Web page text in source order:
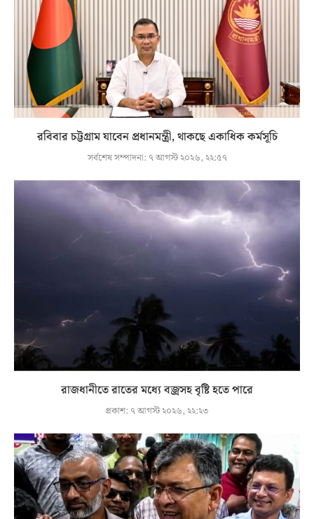
রবিবার চট্টগ্রাম যাবেন প্রধানমন্ত্রী, থাকছে একাধিক কর্মসূচি
সর্বশেষ সম্পাদনা: ৭ আগস্ট ২০২৬, ২২:৫৭
রাজধানীতে রাতের মধ্যে বজ্রসহ বৃষ্টি হতে পারে
প্রকাশ: ৭ আগস্ট ২০২৬, ২২:২৩